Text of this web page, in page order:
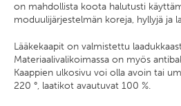
on mahdollista koota halutusti
moduulijärjestelmän koreja, hyllyjä ja
Lääkekaapit on valmistettu
Materiaalivalikoimassa on myös
Kaappien ulkosivu voi olla avoin tai
220 °, laatikot avautuvat 100 %.